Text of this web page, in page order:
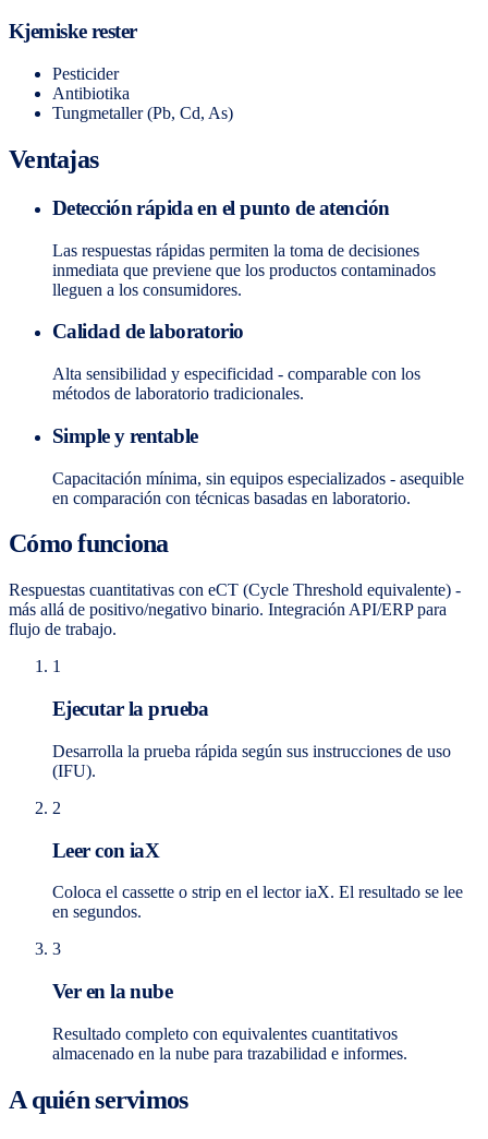
Kjemiske rester
Pesticider
Antibiotika
Tungmetaller (Pb, Cd, As)
Ventajas
Detección rápida en el punto de atención
Las respuestas rápidas permiten la toma de decisiones
inmediata que previene que los productos contaminados
lleguen a los consumidores.
Calidad de laboratorio
Alta sensibilidad y especificidad - comparable con los
métodos de laboratorio tradicionales.
Simple y rentable
Capacitación mínima, sin equipos especializados - asequible
en comparación con técnicas basadas en laboratorio.
Cómo funciona
Respuestas cuantitativas con eCT (Cycle Threshold equivalente) -
más allá de positivo/negativo binario. Integración API/ERP para
flujo de trabajo.
1
Ejecutar la prueba
Desarrolla la prueba rápida según sus instrucciones de uso
(IFU).
2
Leer con iaX
Coloca el cassette o strip en el lector iaX. El resultado se lee
en segundos.
3
Ver en la nube
Resultado completo con equivalentes cuantitativos
almacenado en la nube para trazabilidad e informes.
A quién servimos